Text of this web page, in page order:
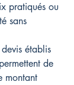
pratiqués ou
sans
établis
de
montant